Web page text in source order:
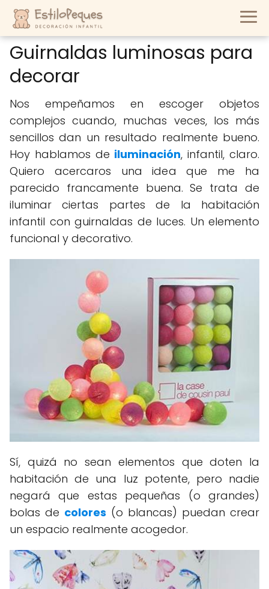
Guirnaldas luminosas para
decorar
Nos empeñamos en escoger objetos
complejos cuando, muchas veces, los más
sencillos dan un resultado realmente bueno.
Hoy hablamos de iluminación, infantil, claro.
Quiero acercaros una idea que me ha
parecido francamente buena. Se trata de
iluminar ciertas partes de la habitación
infantil con guirnaldas de luces. Un elemento
funcional y decorativo.
Sí, quizá no sean elementos que doten la
habitación de una luz potente, pero nadie
negará que estas pequeñas (o grandes)
bolas de colores (o blancas) puedan crear
un espacio realmente acogedor.